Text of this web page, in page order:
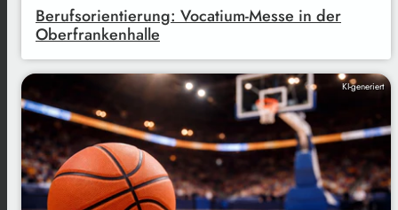
Berufsorientierung: Vocatium-Messe in der
Oberfrankenhalle
KI-generiert